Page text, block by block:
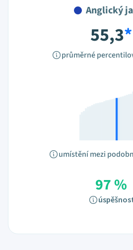
Anglický
55,3*
průměrné
umístění mezi
97 %